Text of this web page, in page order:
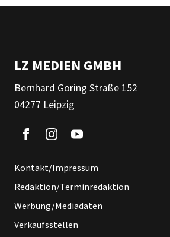
LZ MEDIEN GMBH
Bernhard Göring Straße 152
04277 Leipzig
Kontakt/Impressum
Redaktion/Terminredaktion
Werbung/Mediadaten
Verkaufsstellen